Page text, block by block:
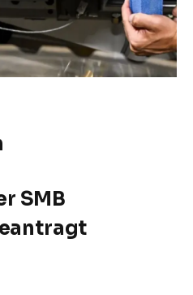
SMB